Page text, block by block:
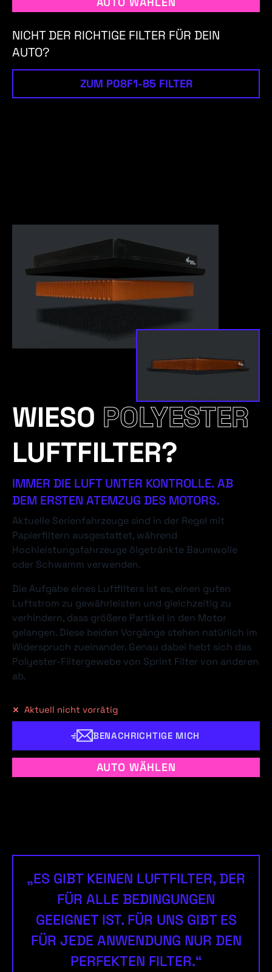
NICHT DER RICHTIGE FILTER FÜR DEIN
AUTO?
ZUM P08F1-85 FILTER
WIESO POLYESTER
LUFTFILTER?
IMMER DIE LUFT UNTER KONTROLLE. AB
DEM ERSTEN ATEMZUG DES MOTORS.
Aktuelle Serienfahrzeuge sind in der Regel mit
Papierfiltern ausgestattet, während
Hochleistungsfahrzeuge ölgetränkte Baumwolle
oder Schwamm verwenden.
Die Aufgabe eines Luftfilters ist es, einen guten
Luftstrom zu gewährleisten und gleichzeitig zu
verhindern, dass größere Partikel in den Motor
gelangen. Diese beiden Vorgänge stehen natürlich im
Widerspruch zueinander. Genau dabei hebt sich das
Polyester-Filtergewebe von Sprint Filter von anderen
ab.
Aktuell nicht vorrätig
BENACHRICHTIGE MICH
AUTO WÄHLEN
„ES GIBT KEINEN LUFTFILTER, DER
FÜR ALLE BEDINGUNGEN
GEEIGNET IST. FÜR UNS GIBT ES
FÜR JEDE ANWENDUNG NUR DEN
PERFEKTEN FILTER.“